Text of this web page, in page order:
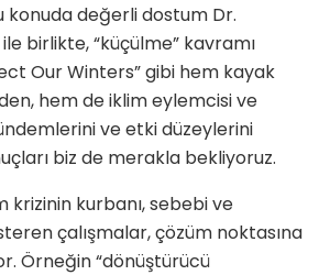
konuda değerli dostum Dr.
birlikte, “küçülme” kavramı
Our Winters” gibi hem kayak
hem de iklim eylemcisi ve
ve etki düzeylerini
biz de merakla bek­liyoruz.
krizinin kurba­nı, sebebi ve
çalışmalar, çözüm noktasına
Örneğin “dönüştürücü